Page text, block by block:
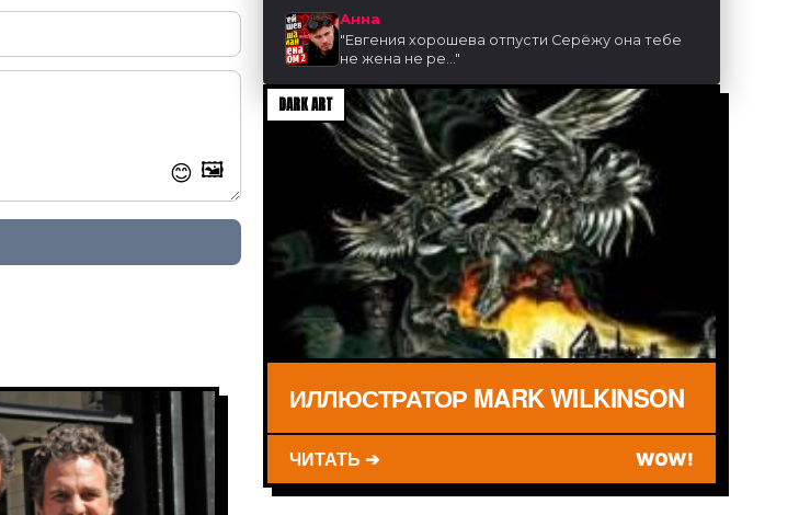
😊 🖼️
Анна
"Евгения хорошева отпусти Серёжу она тебе
не жена не ре..."
DARK ART
ИЛЛЮСТРАТОР MARK WILKINSON
ЧИТАТЬ ➔ WOW!